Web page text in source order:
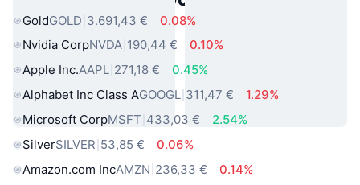
GoldGOLD 3.691,43 €
0.08%
Nvidia CorpNVDA 190,44 €
0.10%
Apple Inc.AAPL 271,18 €
0.45%
Alphabet Inc Class AGOOGL 311,47 €
1.29%
Microsoft CorpMSFT 433,03 €
2.54%
SilverSILVER 53,85 €
0.06%
Amazon.com IncAMZN 236,33 €
0.14%